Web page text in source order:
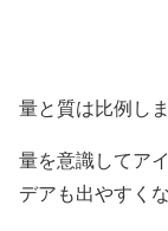
量と質は比例しま
量を意識してア
デアも出やすく